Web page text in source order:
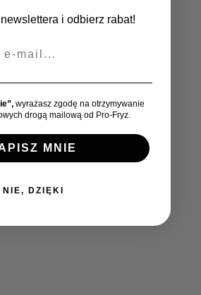
i odbierz rabat!
wyrażasz zgodę na otrzymywanie
drogą mailową od Pro-Fryz.
MNIE
NIE, DZIĘKI